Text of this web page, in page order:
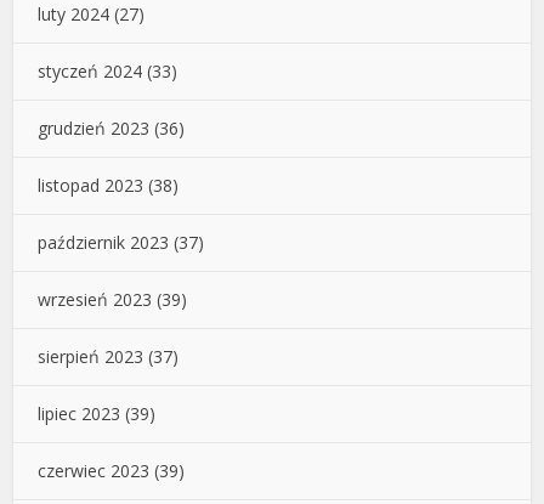
luty 2024 (27)
styczeń 2024 (33)
grudzień 2023 (36)
listopad 2023 (38)
październik 2023 (37)
wrzesień 2023 (39)
sierpień 2023 (37)
lipiec 2023 (39)
czerwiec 2023 (39)